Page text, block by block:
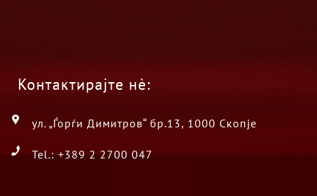
Контактирајте нè:
ул. „Ѓорѓи Димитров“ бр.13, 1000 Скопје
Tel.: +389 2 2700 047